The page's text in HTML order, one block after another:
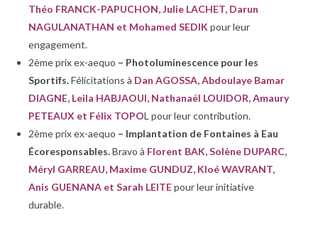
Théo FRANCK-PAPUCHON, Julie LACHET, Darun
NAGULANATHAN et Mohamed SEDIK pour leur
engagement.
2ème prix ex-aequo – Photoluminescence pour les
Sportifs.Félicitations à Dan AGOSSA, Abdoulaye Bamar
DIAGNE, Leila HABJAOUI, Nathanaël LOUIDOR, Amaury
PETEAUX et Félix TOPOL pour leur contribution.
2ème prix ex-aequo – Implantation de Fontaines à Eau
Écoresponsables.Bravo à Florent BAK, Solène DUPARC,
Méryl GARREAU, Maxime GUNDUZ, Kloé WAVRANT,
Anis GUENANA et Sarah LEITEpour leur initiative
durable.